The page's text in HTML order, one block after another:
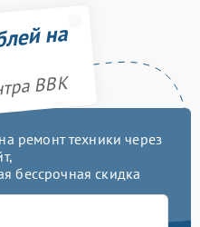
на
BBK
ремонт техники через
бессрочная скидка